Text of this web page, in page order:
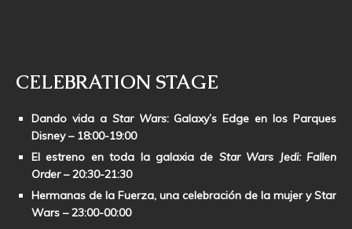
CELEBRATION STAGE
Dando vida a Star Wars: Galaxy’s Edge en los Parques
Disney– 18:00-19:00
El estreno en toda la galaxia de Star Wars Jedi: Fallen
Order– 20:30-21:30
Hermanas de la Fuerza, una celebración de la mujer y Star
Wars – 23:00-00:00